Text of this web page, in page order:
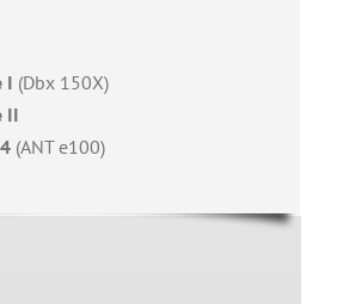
I (Dbx 150X)
II
(ANT e100)